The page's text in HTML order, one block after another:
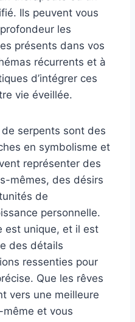
Ils peuvent vous
les
présents dans vos
récurrents et à
d’intégrer ces
vie éveillée.
serpents sont des
en symbolisme et
représenter des
mêmes, des désirs
de
personnelle.
est unique, et il est
des détails
ressenties pour
Que les rêves
vers une meilleure
et vous